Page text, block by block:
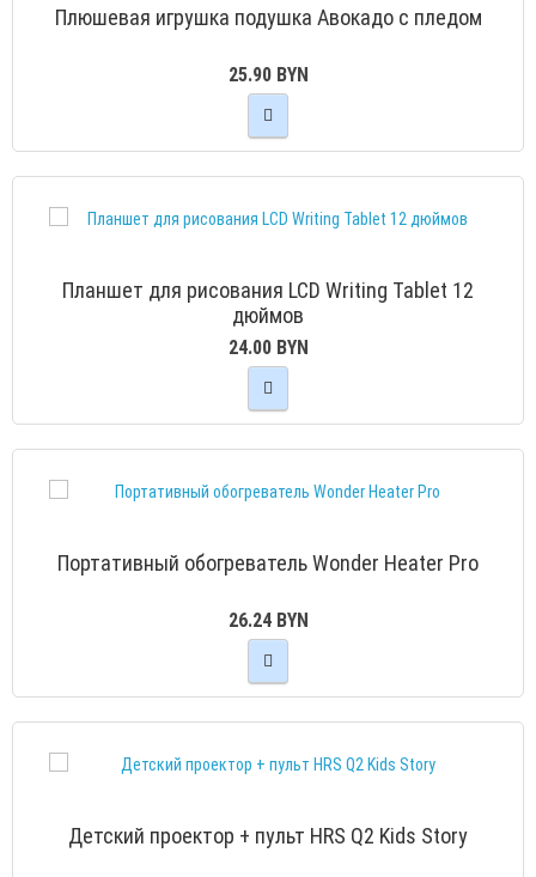
Плюшевая игрушка подушка Авокадо с пледом
25.90 BYN
Планшет для рисования LCD Writing Tablet 12
дюймов
24.00 BYN
Портативный обогреватель Wonder Heater Pro
26.24 BYN
Детский проектор + пульт HRS Q2 Kids Story